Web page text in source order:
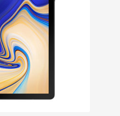
REGULAMIN SKLEPU